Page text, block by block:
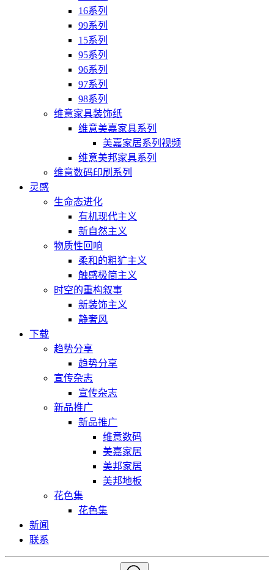
16系列
99系列
15系列
95系列
96系列
97系列
98系列
维意家具装饰纸
维意美嘉家具系列
美嘉家居系列视频
维意美邦家具系列
维意数码印刷系列
灵感
生命态进化
有机现代主义
新自然主义
物质性回响
柔和的粗犷主义
触感极简主义
时空的重构叙事
新装饰主义
静奢风
下载
趋势分享
趋势分享
宣传杂志
宣传杂志
新品推广
新品推广
维意数码
美嘉家居
美邦家居
美邦地板
花色集
花色集
新闻
联系